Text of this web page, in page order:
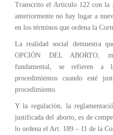
Transcrito el Articulo 122 con la
anteriormente no hay lugar a
en los términos que ordena la
La realidad social demuestra
OPCIÓN DEL ABORTO,
fundamental, se refieren a
procedimientos cuando esté
procedimiento.
Y la regulación, la
justificada del aborto, es de
lo ordena el Art. 189 – 11 de la